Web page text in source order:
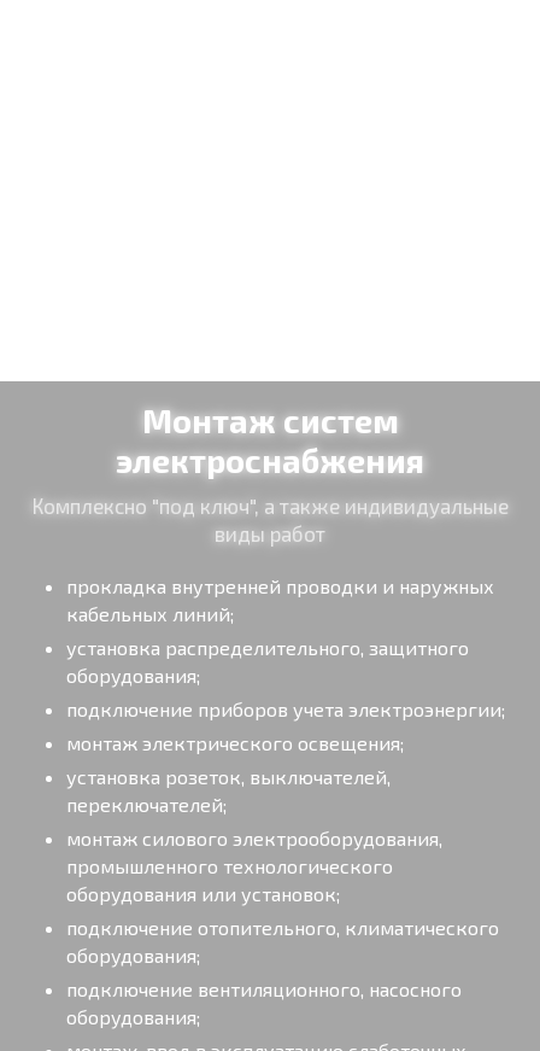
Монтаж систем
электроснабжения
Комплексно "под ключ", а также индивидуальные
виды работ
прокладка внутренней проводки и наружных
кабельных линий;
установка распределительного, защитного
оборудования;
подключение приборов учета электроэнергии;
монтаж электрического освещения;
установка розеток, выключателей,
переключателей;
монтаж силового электрооборудования,
промышленного технологического
оборудования или установок;
подключение отопительного, климатического
оборудования;
подключение вентиляционного, насосного
оборудования;